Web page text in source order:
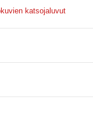
katsojaluvut